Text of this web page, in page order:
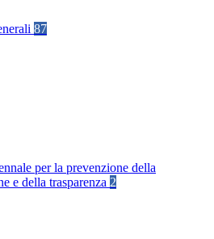
87
per la prevenzione della
e della trasparenza 2